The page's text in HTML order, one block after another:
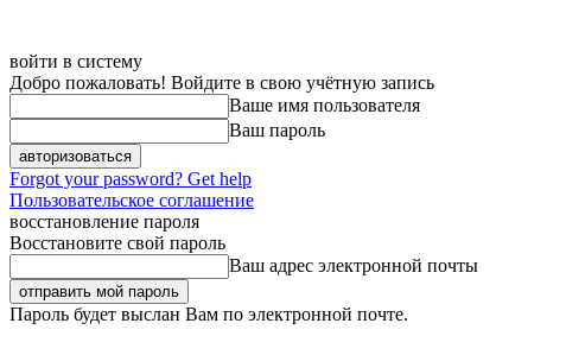
войти в систему
Добро пожаловать! Войдите в свою учётную запись
Ваше имя пользователя
Ваш пароль
Forgot your password? Get help
Пользовательское соглашение
восстановление пароля
Восстановите свой пароль
Ваш адрес электронной почты
Пароль будет выслан Вам по электронной почте.